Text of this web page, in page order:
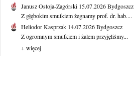
Janusz Ostoja-Zagórski 15.07.2026Bydgoszcz
Z głębokim smutkiem żegnamy prof. dr. hab....
Heliodor Kasprzak 14.07.2026Bydgoszcz
Z ogromnym smutkiem i żalem przyjęliśmy...
+ więcej